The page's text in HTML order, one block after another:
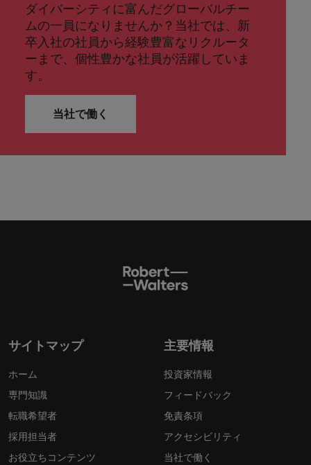
ダイバーシティに富んだグローバルチー
ムの一員になりませんか？当社では、新
卒入社の社員から経験豊富なリクルータ
ーまで、個性豊かな社員が活躍していま
す。
当社で働く
サイトマップ
ホーム
専門知識
転職希望者
採用担当者
お役立ちコンテンツ
主要情報
投資家情報
フィードバック
免責条項
アクセシビリティ
当社で働く